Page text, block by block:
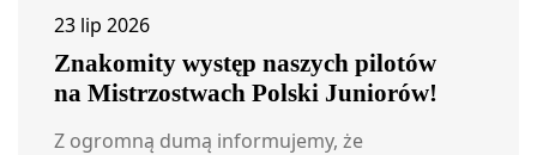
23 lip 2026
Znakomity występ naszych pilotów
na Mistrzostwach Polski Juniorów!
Z ogromną dumą informujemy, że